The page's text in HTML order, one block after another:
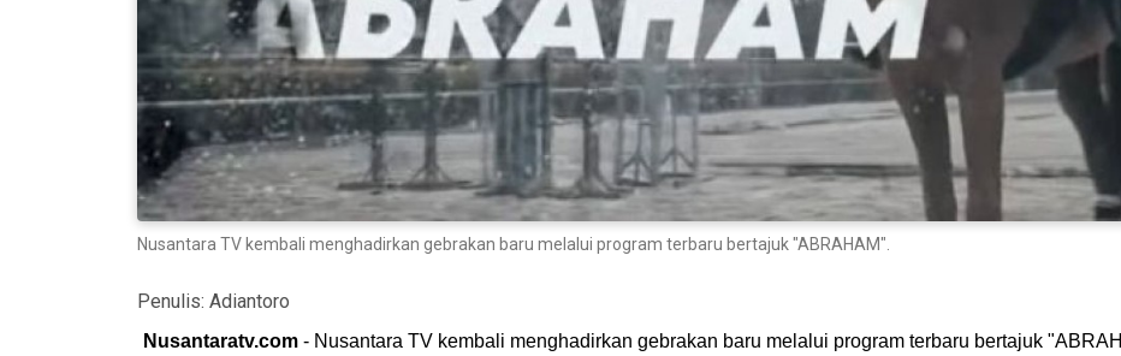
Nusantara TV kembali menghadirkan gebrakan baru melalui program terbaru bertajuk "ABRAHAM".
Penulis: Adiantoro
Nusantaratv.com - Nusantara TV kembali menghadirkan gebrakan baru melalui program terbaru bertajuk